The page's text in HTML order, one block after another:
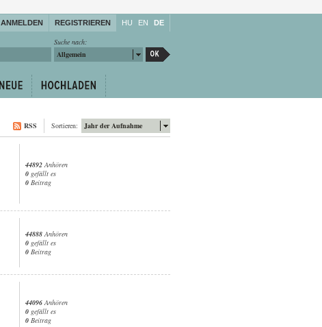
ANMELDEN REGISTRIEREN HU EN DE
Suche nach:
Allgemein
Jahr der Aufnahme
Sortieren:
RSS
44892Anhören
0 gefällt es
0 Beitrag
44888 Anhören
0 gefällt es
0 Beitrag
44096Anhören
0 gefällt es
0 Beitrag